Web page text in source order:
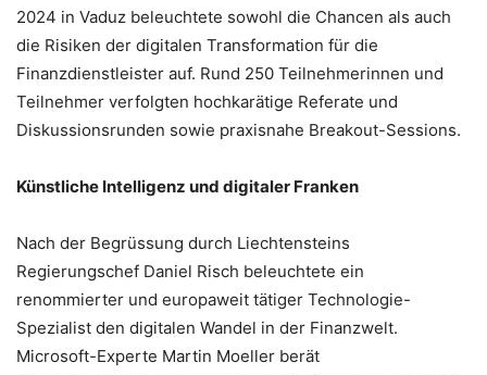
2024 in Vaduz beleuchtete sowohl die Chancen als auch
die Risiken der digitalen Transformation für die
Finanzdienstleister auf. Rund 250 Teilnehmerinnen und
Teilnehmer verfolgten hochkarätige Referate und
Diskussionsrunden sowie praxisnahe Breakout-Sessions.
Künstliche Intelligenz und digitaler Franken
Nach der Begrüssung durch Liechtensteins
Regierungschef Daniel Risch beleuchtete ein
renommierter und europaweit tätiger Technologie-
Spezialist den digitalen Wandel in der Finanzwelt.
Microsoft-Experte Martin Moeller berät